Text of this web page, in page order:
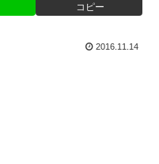
コピー
2016.11.14